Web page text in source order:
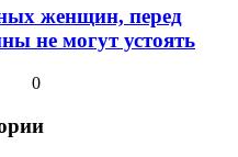
женщин, перед
не могут устоять
0